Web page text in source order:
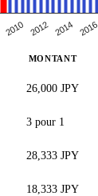
2010 2012 2014 2016
MONTANT
26,000 JPY
3 pour 1
28,333 JPY
18,333 JPY